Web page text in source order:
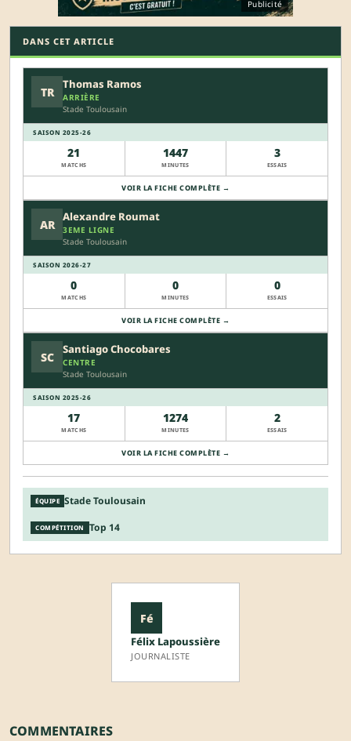
Publicité
DANS CET ARTICLE
TR
Thomas Ramos
ARRIÈRE
Stade Toulousain
SAISON 2025-26
21
MATCHS
1447
MINUTES
3
ESSAIS
VOIR LA FICHE COMPLÈTE →
AR
Alexandre Roumat
3EME LIGNE
Stade Toulousain
SAISON 2026-27
0
MATCHS
0
MINUTES
0
ESSAIS
VOIR LA FICHE COMPLÈTE →
SC
Santiago Chocobares
CENTRE
Stade Toulousain
SAISON 2025-26
17
MATCHS
1274
MINUTES
2
ESSAIS
VOIR LA FICHE COMPLÈTE →
ÉQUIPE Stade Toulousain
COMPÉTITION Top 14
Fé
Félix Lapoussière
JOURNALISTE
COMMENTAIRES